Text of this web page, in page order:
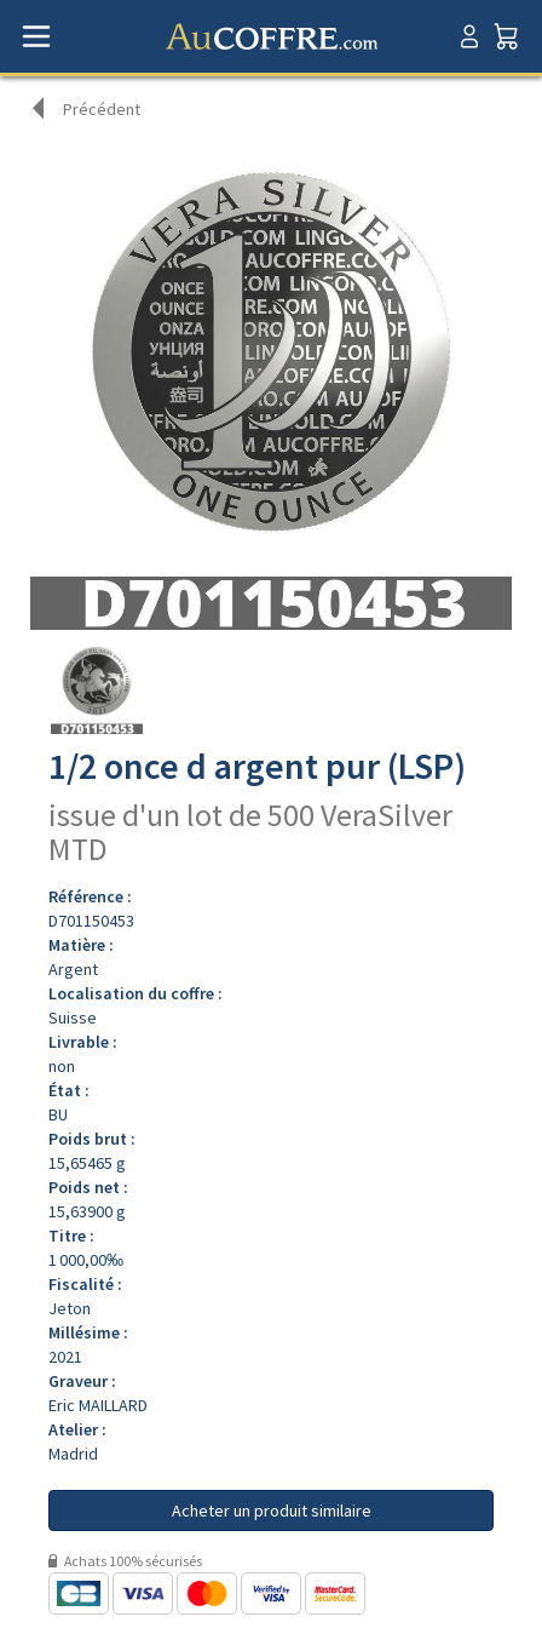
Précédent
produit
1/2 once d argent pur (LSP)
issue d'un lot de 500 VeraSilver
MTD
Référence :
D701150453
Matière :
Argent
Localisation du coffre :
Suisse
Livrable :
non
État :
BU
Poids brut :
15,65465 g
Poids net :
15,63900 g
Titre :
1 000,00‰
Fiscalité :
Jeton
Millésime :
2021
Graveur :
Eric MAILLARD
Atelier :
Madrid
Acheter un produit similaire
Achats 100% sécurisés